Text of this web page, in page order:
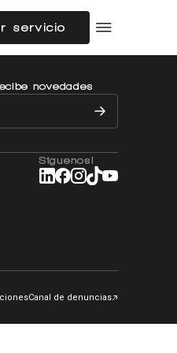
servicio
novedades
Síguenos!
Canal de denuncias